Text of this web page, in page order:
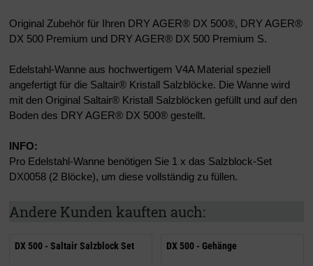
Original Zubehör für Ihren DRY AGER® DX 500®, DRY AGER®
DX 500 Premium und DRY AGER® DX 500 Premium S.
Edelstahl-Wanne aus hochwertigem V4A Material speziell
angefertigt für die Saltair® Kristall Salzblöcke. Die Wanne wird
mit den Original Saltair® Kristall Salzblöcken gefüllt und auf den
Boden des DRY AGER® DX 500® gestellt.
INFO:
Pro Edelstahl-Wanne benötigen Sie 1 x das Salzblock-Set
DX0058 (2 Blöcke), um diese vollständig zu füllen.
Andere Kunden kauften auch:
DX 500 - Saltair Salzblock Set DX 500 - Gehänge